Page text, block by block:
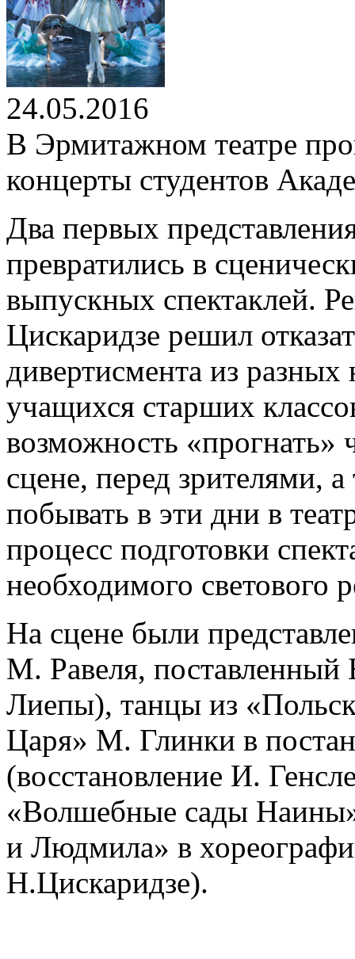
24.05.2016
В Эрмитажном театре
концерты студентов
Два первых
превратились в
выпускных спектаклей.
Цискаридзе решил
дивертисмента из
учащихся старших
возможность «прогнать»
сцене, перед зрителями,
побывать в эти дни в
процесс подготовки
необходимого светового
На сцене были
М. Равеля,
Лиепы), танцы из
Царя» М. Глинки в
(восстановление И.
«Волшебные сады
и Людмила» в
Н.Цискаридзе).